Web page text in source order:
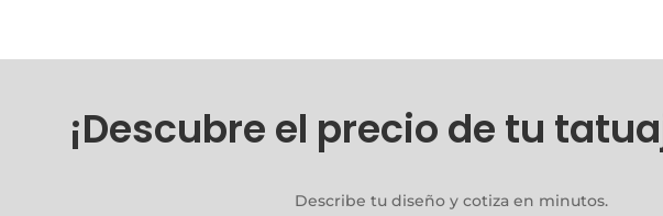
¡Descubre el precio de tu
Describe tu diseño y cotiza en minutos.